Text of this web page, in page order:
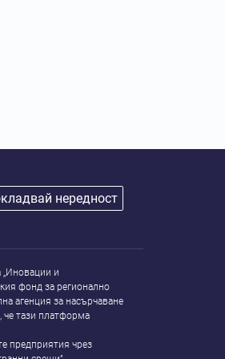
нередност
„Иновации и
фонд за регионално
агенция за насърчаване
че тази платформа
предприятия чрез